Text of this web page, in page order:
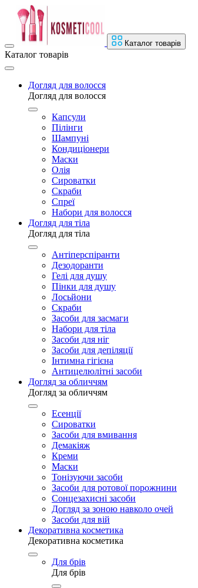
Каталог товарів
Каталог товарів
Догляд для волосся
Догляд для волосся
Капсули
Пілінги
Шампуні
Кондиціонери
Маски
Олія
Сироватки
Скраби
Спреї
Набори для волосся
Догляд для тіла
Догляд для тіла
Антіперспіранти
Дезодоранти
Гелі для душу
Пінки для душу
Лосьйони
Скраби
Засоби для засмаги
Набори для тіла
Засоби для ніг
Засоби для депіляції
Інтимна гігієна
Антицелюлітні засоби
Догляд за обличчям
Догляд за обличчям
Есенції
Сироватки
Засоби для вмивання
Демакіяж
Креми
Маски
Тонізуючи засоби
Засоби для ротової порожнини
Сонцезахисні засоби
Догляд за зоною навколо очей
Засоби для вій
Декоративна косметика
Декоративна косметика
Для брів
Для брів